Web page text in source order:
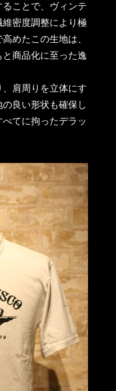
ことで、ヴィンテ
密度調整により極
めたこの生地は、
商品化に至った逸
肩周りを立体にす
良い形状も確保し
てに拘ったデラッ